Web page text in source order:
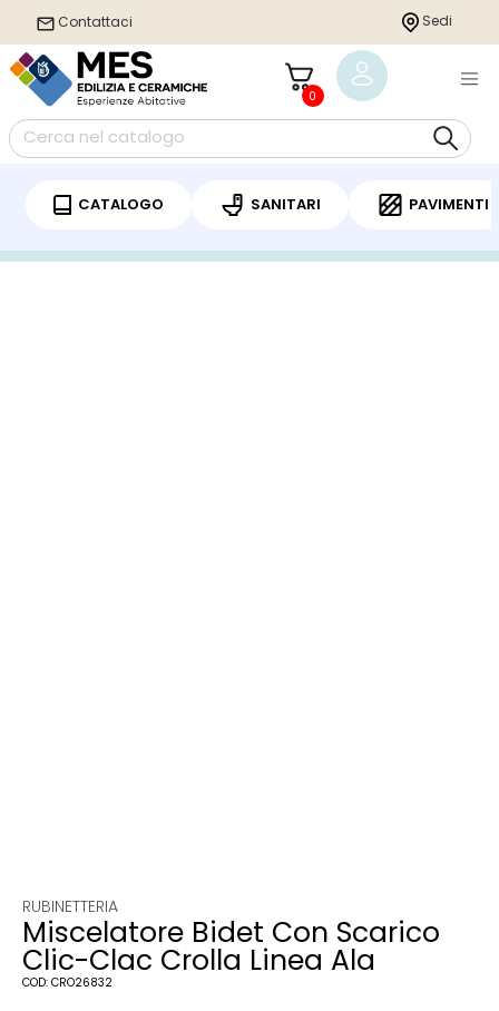
Contattaci Sedi
0
CATALOGO SANITARI PAVIMENTI
/Rubinetteria/Bagno Miscelatore bidet/ Miscelatore Bidet Con
RUBINETTERIA
Miscelatore Bidet Con Scarico
Clic-Clac Crolla Linea Ala
COD: CRO26832